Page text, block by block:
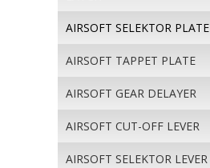
AIRSOFT SELEKTOR PLATE
AIRSOFT TAPPET PLATE
AIRSOFT GEAR DELAYER
AIRSOFT CUT-OFF LEVER
AIRSOFT SELEKTOR LEVER